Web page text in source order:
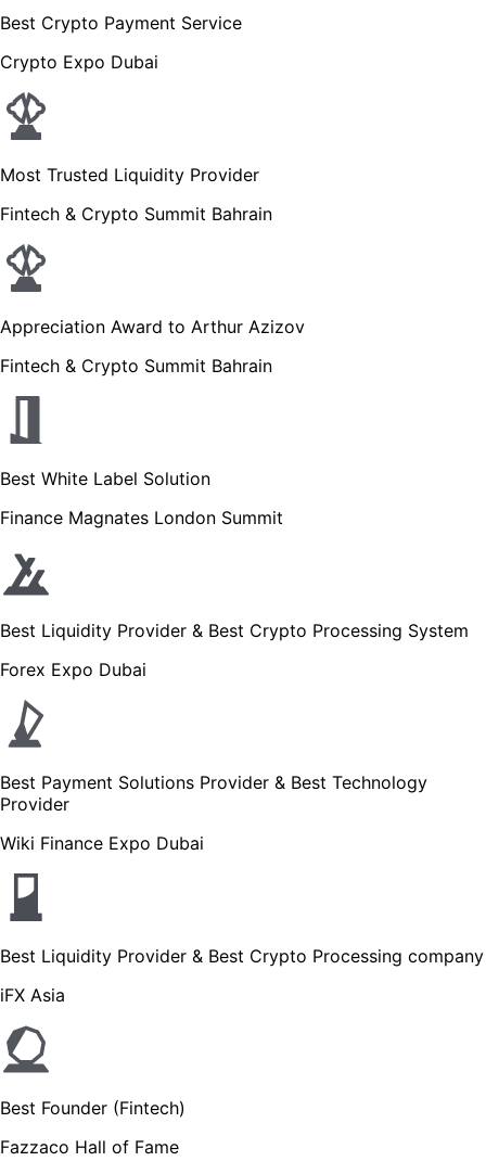
Best Crypto Payment Service
Crypto Expo Dubai
Most Trusted Liquidity Provider
Fintech & Crypto Summit Bahrain
Appreciation Award to Arthur Azizov
Fintech & Crypto Summit Bahrain
Best White Label Solution
Finance Magnates London Summit
Best Liquidity Provider & Best Crypto Processing System
Forex Expo Dubai
Best Payment Solutions Provider & Best Technology
Provider
Wiki Finance Expo Dubai
Best Liquidity Provider & Best Crypto Processing company
iFX Asia
Best Founder (Fintech)
Fazzaco Hall of Fame